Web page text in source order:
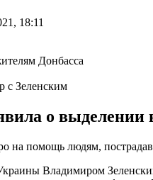
18:11
с Зеленским
о
на помощь людям,
Владимиром